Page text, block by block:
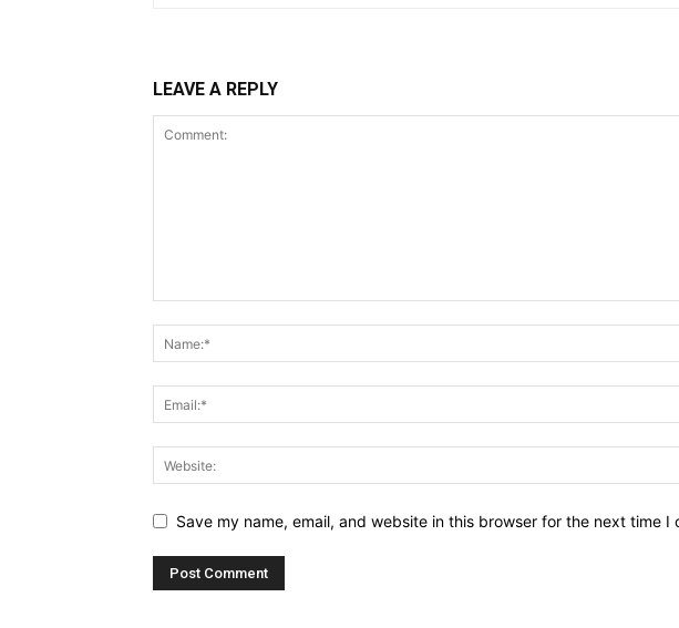
LEAVE A REPLY
Save my name, email, and website in this browser for the next time I